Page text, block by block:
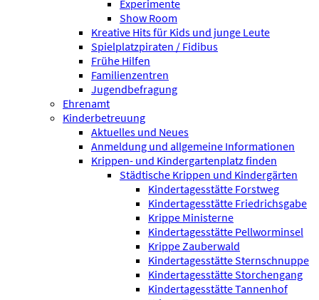
Experimente
Show Room
Kreative Hits für Kids und junge Leute
Spielplatzpiraten / Fidibus
Frühe Hilfen
Familienzentren
Jugendbefragung
Ehrenamt
Kinderbetreuung
Aktuelles und Neues
Anmeldung und allgemeine Informationen
Krippen- und Kindergartenplatz finden
Städtische Krippen und Kindergärten
Kindertagesstätte Forstweg
Kindertagesstätte Friedrichsgabe
Krippe Ministerne
Kindertagesstätte Pellworminsel
Krippe Zauberwald
Kindertagesstätte Sternschnuppe
Kindertagesstätte Storchengang
Kindertagesstätte Tannenhof